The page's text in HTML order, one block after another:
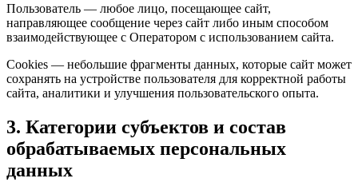
Пользователь — любое лицо, посещающее сайт,
направляющее сообщение через сайт либо иным способом
взаимодействующее с Оператором с использованием сайта.
Cookies — небольшие фрагменты данных, которые сайт может
сохранять на устройстве пользователя для корректной работы
сайта, аналитики и улучшения пользовательского опыта.
3. Категории субъектов и состав
обрабатываемых персональных
данных